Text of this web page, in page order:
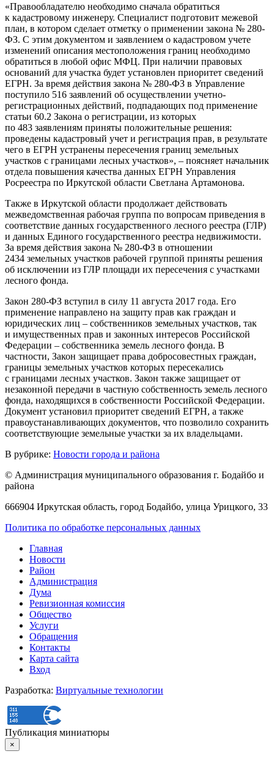
«Правообладателю необходимо сначала обратиться
к кадастровому инженеру. Специалист подготовит межевой
план, в котором сделает отметку о применении закона № 280-
ФЗ. С этим документом и заявлением о кадастровом учете
изменений описания местоположения границ необходимо
обратиться в любой офис МФЦ. При наличии правовых
оснований для участка будет установлен приоритет сведений
ЕГРН. За время действия закона № 280-ФЗ в Управление
поступило 516 заявлений об осуществлении учетно-
регистрационных действий, подпадающих под применение
статьи 60.2 Закона о регистрации, из которых
по 483 заявлениям приняты положительные решения:
проведены кадастровый учет и регистрация прав, в результате
чего в ЕГРН устранены пересечения границ земельных
участков с границами лесных участков», – поясняет начальник
отдела повышения качества данных ЕГРН Управления
Росреестра по Иркутской области Светлана Артамонова.
Также в Иркутской области продолжает действовать
межведомственная рабочая группа по вопросам приведения в
соответствие данных государственного лесного реестра (ГЛР)
и данных Единого государственного реестра недвижимости.
За время действия закона № 280-ФЗ в отношении
2434 земельных участков рабочей группой приняты решения
об исключении из ГЛР площади их пересечения с участками
лесного фонда.
Закон 280-ФЗ вступил в силу 11 августа 2017 года. Его
применение направлено на защиту прав как граждан и
юридических лиц – собственников земельных участков, так
и имущественных прав и законных интересов Российской
Федерации – собственника земель лесного фонда. В
частности, Закон защищает права добросовестных граждан,
границы земельных участков которых пересекались
с границами лесных участков. Закон также защищает от
незаконной передачи в частную собственность земель лесного
фонда, находящихся в собственности Российской Федерации.
Документ установил приоритет сведений ЕГРН, а также
правоустанавливающих документов, что позволило сохранить
соответствующие земельные участки за их владельцами.
В рубрике: Новости города и района
© Администрация муниципального образования г. Бодайбо и
района
666904 Иркутская область, город Бодайбо, улица Урицкого, 33
Политика по обработке персональных данных
Главная
Новости
Район
Администрация
Дума
Ревизионная комиссия
Общество
Услуги
Обращения
Контакты
Карта сайта
Вход
Разработка: Виртуальные технологии
Публикация миниатюры
×